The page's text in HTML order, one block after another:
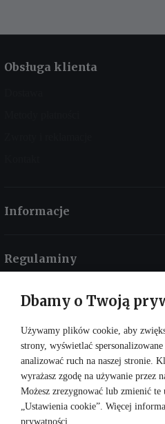
Obsługa klienta
Informacje
Regulaminy
Kontakt
Dbamy o Twoją
Używamy plików cookie, aby
strony, wyświetlać
analizować ruch na naszej stronie.
wyrażasz zgodę na używanie przez
Możesz zrezygnować lub zmienić
„Ustawienia cookie”. Więcej
prywatności